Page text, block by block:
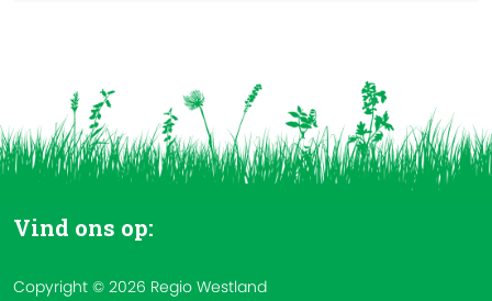
Vind ons op:
Copyright © 2026 Regio Westland